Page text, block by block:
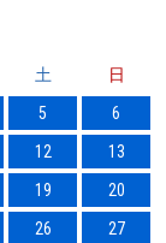
土
日
5
6
12
13
19
20
26 27